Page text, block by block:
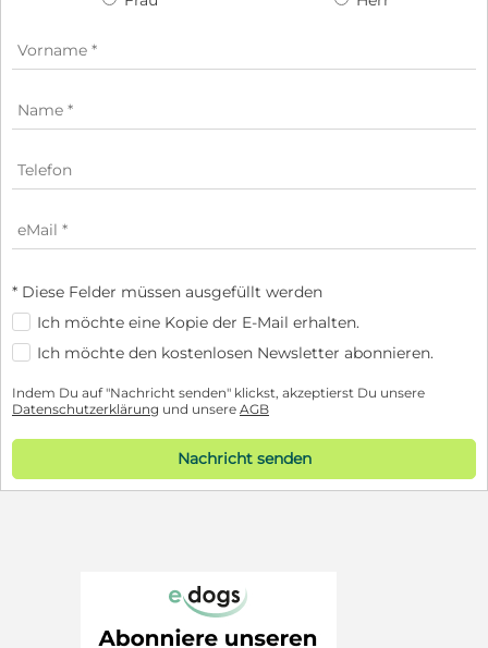
* Diese Felder müssen ausgefüllt werden
Ich möchte eine Kopie der E-Mail erhalten.
Ich möchte den kostenlosen Newsletter abonnieren.
Indem Du auf "Nachricht senden" klickst, akzeptierst Du unsere
Datenschutzerklärung und unsere AGB
Nachricht senden